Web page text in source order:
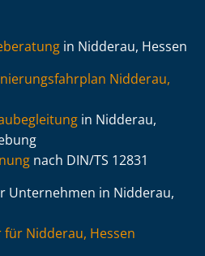
in Nidderau, Hessen
Nidderau,
in Nidderau,
nach DIN/TS 12831
Unternehmen in Nidderau,
Nidderau, Hessen